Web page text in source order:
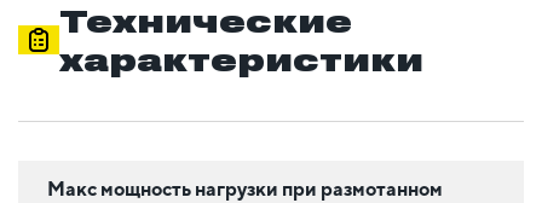
Технические
характеристики
Макс мощность нагрузки при размотанном